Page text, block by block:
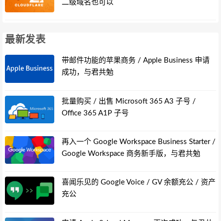
二级域名也可以
最新发表
带邮件功能的苹果商务 / Apple Business 申请
成功，与君共勉
批量购买 / 出售 Microsoft 365 A3 子号 /
Office 365 A1P 子号
再入一个 Google Workspace Business Starter /
Google Workspace 商务新手版，与君共勉
喜闻乐见的 Google Voice / GV 余额充公 / 资产
充公